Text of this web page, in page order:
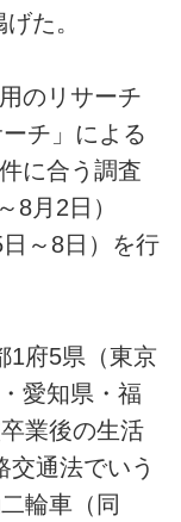
た。
のリサーチ
チ」による
に合う調査
8月2日）
～8日）を行
1府5県（東京
愛知県・福
業後の生活
通法でいう
輪車（同